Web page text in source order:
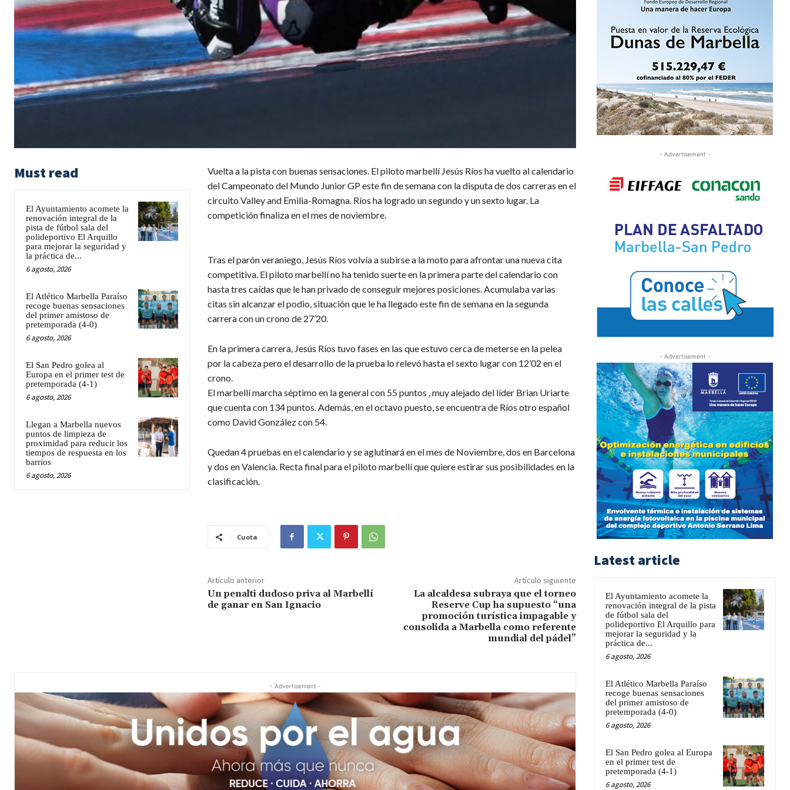
Must read
El Ayuntamiento acomete la
renovación integral de la
pista de fútbol sala del
polideportivo El Arquillo
para mejorar la seguridad y
la práctica de...
6 agosto, 2026
El Atlético Marbella Paraíso
recoge buenas sensaciones
del primer amistoso de
pretemporada (4-0)
6 agosto, 2026
El San Pedro golea al
Europa en el primer test de
pretemporada (4-1)
6 agosto, 2026
Llegan a Marbella nuevos
puntos de limpieza de
proximidad para reducir los
tiempos de respuesta en los
barrios
6 agosto, 2026
Vuelta a la pista con buenas sensaciones. El piloto marbellí Jesús Ríos ha vuelto al calendario
del Campeonato del Mundo Junior GP este fin de semana con la disputa de dos carreras en el
circuito Valley and Emilia-Romagna. Ríos ha logrado un segundo y un sexto lugar. La
competición finaliza en el mes de noviembre.
Tras el parón veraniego, Jesús Ríos volvía a subirse a la moto para afrontar una nueva cita
competitiva. El piloto marbellí no ha tenido suerte en la primera parte del calendario con
hasta tres caídas que le han privado de conseguir mejores posiciones. Acumulaba varias
citas sin alcanzar el podio, situación que le ha llegado este fin de semana en la segunda
carrera con un crono de 27’20.
En la primera carrera, Jesús Ríos tuvo fases en las que estuvo cerca de meterse en la pelea
por la cabeza pero el desarrollo de la prueba lo relevó hasta el sexto lugar con 12’02 en el
crono.
El marbellí marcha séptimo en la general con 55 puntos , muy alejado del líder Brian Uriarte
que cuenta con 134 puntos. Además, en el octavo puesto, se encuentra de Ríos otro español
como David González con 54.
Quedan 4 pruebas en el calendario y se aglutinará en el mes de Noviembre, dos en Barcelona
y dos en Valencia. Recta final para el piloto marbellí que quiere estirar sus posibilidades en la
clasificación.
Cuota
Artículo anterior
Un penalti dudoso priva al Marbellí
de ganar en San Ignacio
Artículo siguiente
La alcaldesa subraya que el torneo
Reserve Cup ha supuesto “una
promoción turística impagable y
consolida a Marbella como referente
mundial del pádel”
- Advertisement -
- Advertisement -
- Advertisement -
Latest article
El Ayuntamiento acomete la
renovación integral de la pista
de fútbol sala del
polideportivo El Arquillo para
mejorar la seguridad y la
práctica de...
6 agosto, 2026
El Atlético Marbella Paraíso
recoge buenas sensaciones
del primer amistoso de
pretemporada (4-0)
6 agosto, 2026
El San Pedro golea al Europa
en el primer test de
pretemporada (4-1)
6 agosto, 2026